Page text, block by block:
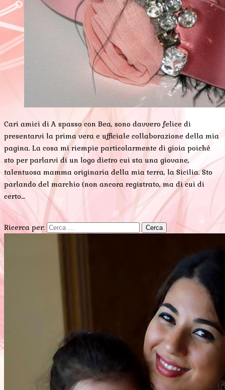
Cari amici di A spasso con Bea, sono davvero felice di
presentarvi la prima vera e ufficiale collaborazione della mia
pagina. La cosa mi riempie particolarmente di gioia poiché
sto per parlarvi di un logo dietro cui sta una giovane,
talentuosa mamma originaria della mia terra, la Sicilia. Sto
parlando del marchio (non ancora registrato, ma di cui di
certo…
Ricerca per: